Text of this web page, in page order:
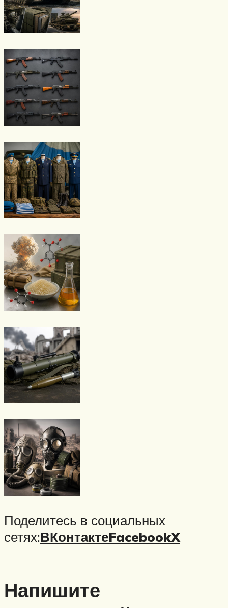
Поделитесь в социальных
сетях:ВКонтактеFacebookX
Напишите